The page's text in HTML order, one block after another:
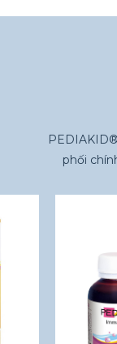
phối